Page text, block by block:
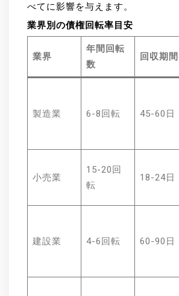
べてに影響を与えます。
業界別の債権回転率目安
業界
年間回転
数
回収期間
製造業 6-8回転 45-60日
小売業
15-20回
転
18-24日
建設業 4-6回転 60-90日